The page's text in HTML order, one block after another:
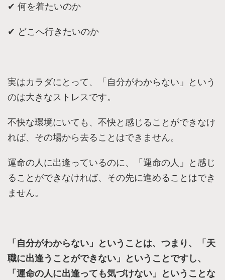
✔︎ 何を着たいのか
✔︎ どこへ行きたいのか
実はカラダにとって、「自分がわからない」という
のは大きなストレスです。
不快な環境にいても、不快と感じることができなけ
れば、その場から去ることはできません。
運命の人に出逢っているのに、「運命の人」と感じ
ることができなければ、その先に進めることはでき
ません。
「自分がわからない」ということは、つまり、「天
職に出逢うことができない」ということですし、
「運命の人に出逢っても気づけない」ということな